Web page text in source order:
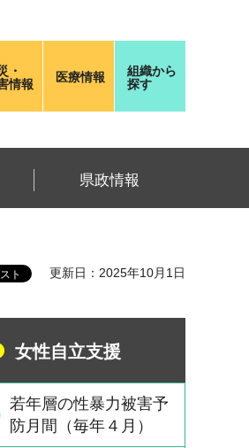
・
情報
医療情報
組織から
探す
県政情報
更新日：2025年10月1日
女性自立支援
若年層の性暴力被害予
防月間（毎年４月）